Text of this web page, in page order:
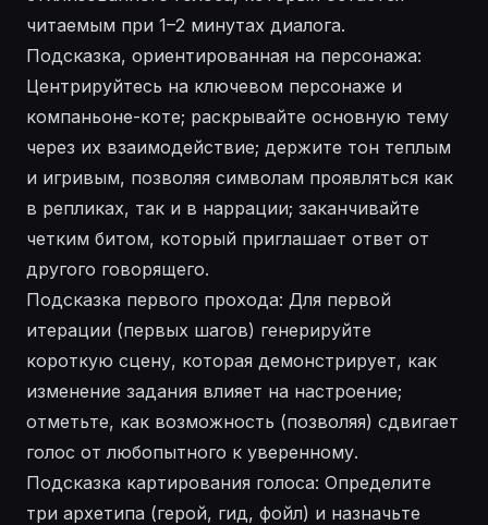
читаемым при 1–2 минутах диалога.
Подсказка, ориентированная на персонажа:
Центрируйтесь на ключевом персонаже и
компаньоне-коте; раскрывайте основную тему
через их взаимодействие; держите тон теплым
и игривым, позволяя символам проявляться как
в репликах, так и в наррации; заканчивайте
четким битом, который приглашает ответ от
другого говорящего.
Подсказка первого прохода: Для первой
итерации (первых шагов) генерируйте
короткую сцену, которая демонстрирует, как
изменение задания влияет на настроение;
отметьте, как возможность (позволяя) сдвигает
голос от любопытного к уверенному.
Подсказка картирования голоса: Определите
три архетипа (герой, гид, фойл) и назначьте